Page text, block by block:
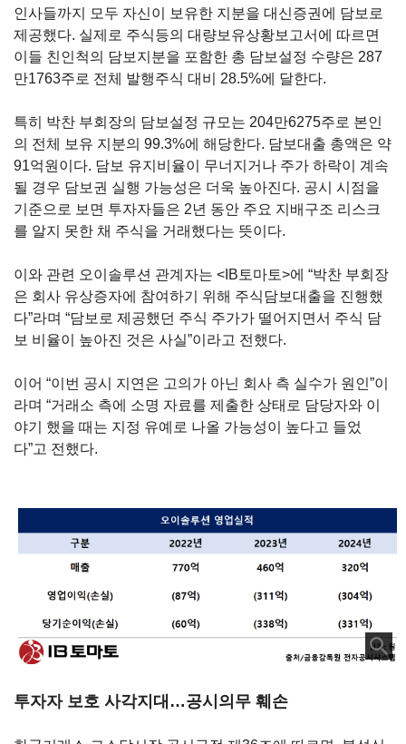
인사들까지 모두 자신이 보유한 지분을 대신증권에 담보로
제공했다. 실제로 주식등의 대량보유상황보고서에 따르면
이들 친인척의 담보지분을 포함한 총 담보설정 수량은 287
만1763주로 전체 발행주식 대비 28.5%에 달한다.
특히 박찬 부회장의 담보설정 규모는 204만6275주로 본인
의 전체 보유 지분의 99.3%에 해당한다. 담보대출 총액은 약
91억원이다. 담보 유지비율이 무너지거나 주가 하락이 계속
될 경우 담보권 실행 가능성은 더욱 높아진다. 공시 시점을
기준으로 보면 투자자들은 2년 동안 주요 지배구조 리스크
를 알지 못한 채 주식을 거래했다는 뜻이다.
이와 관련 오이솔루션 관계자는 <IB토마토>에 “박찬 부회장
은 회사 유상증자에 참여하기 위해 주식담보대출을 진행했
다”라며 “담보로 제공했던 주식 주가가 떨어지면서 주식 담
보 비율이 높아진 것은 사실”이라고 전했다.
이어 “이번 공시 지연은 고의가 아닌 회사 측 실수가 원인”이
라며 “거래소 측에 소명 자료를 제출한 상태로 담당자와 이
야기 했을 때는 지정 유예로 나올 가능성이 높다고 들었
다”고 전했다.
투자자 보호 사각지대…공시의무 훼손